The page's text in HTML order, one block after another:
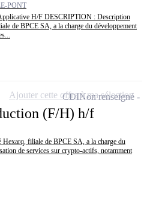
PONT
H/F DESCRIPTION : Description
de BPCE SA, a la charge du développement
(F/H) h/f
Hexarq, filiale de BPCE SA, a la charge du
de services sur crypto-actifs, notamment
CDINon renseigné
Ajouter cette offre à ma sélection